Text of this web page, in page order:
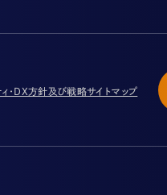
・DX方針及び戦略サイトマップ